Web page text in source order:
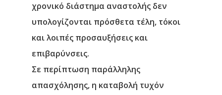
χρονικό διάστημα αναστολής δεν
υπολογίζονται πρόσθετα τέλη, τόκοι
και λοιπές προσαυξήσεις και
επιβαρύνσεις.
Σε περίπτωση παράλληλης
απασχόλησης, η καταβολή τυχόν